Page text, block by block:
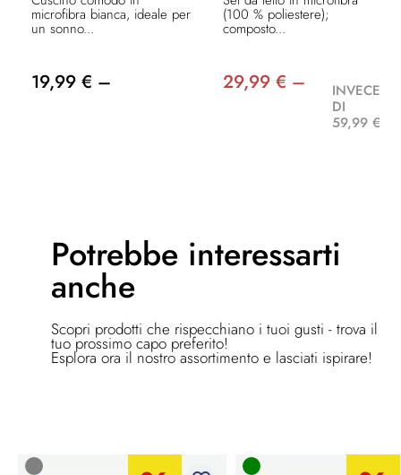
microfibra bianca, ideale per
un sonno...
19,99 € –
(100 % poliestere);
composto...
29,99 € –
INVECE
DI
59,99 €
Potrebbe interessarti
anche
Scopri prodotti che rispecchiano i tuoi gusti - trova il
tuo prossimo capo preferito!
Esplora ora il nostro assortimento e lasciati ispirare!